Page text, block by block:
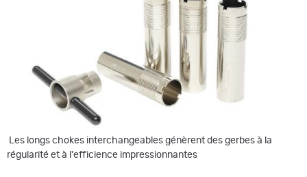
Les longs chokes interchangeables génèrent des gerbes à la
régularité et à l'efficience impressionnantes